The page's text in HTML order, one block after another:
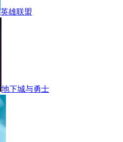
英雄联盟
地下城与勇士